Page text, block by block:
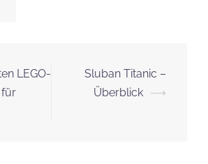
LEGO-
für
Sluban Titanic –
Überblick ⟶